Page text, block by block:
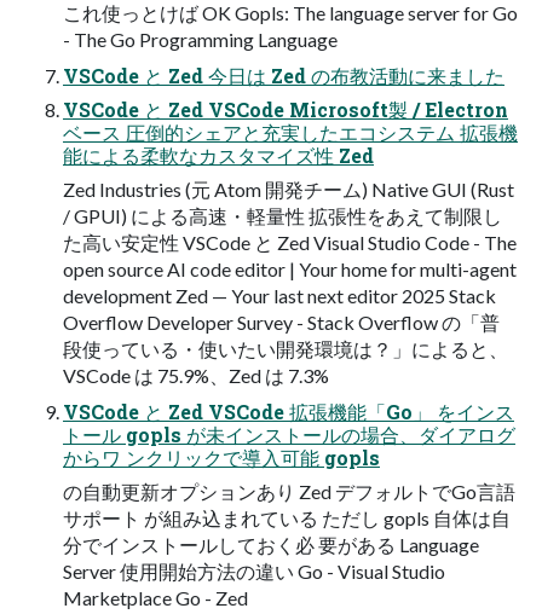
これ使っとけば OK Gopls: The language server for Go
- The Go Programming Language
VSCode と Zed 今日は Zed の布教活動に来ました
VSCode と Zed VSCode Microsoft製 / Electron
ベース 圧倒的シェアと充実したエコシステム 拡張機
能による柔軟なカスタマイズ性 Zed
Zed Industries (元 Atom 開発チーム) Native GUI (Rust
/ GPUI) による高速・軽量性 拡張性をあえて制限し
た高い安定性 VSCode と Zed Visual Studio Code - The
open source AI code editor | Your home for multi-agent
development Zed — Your last next editor 2025 Stack
Overflow Developer Survey - Stack Overflow の「普
段使っている・使いたい開発環境は？」によると、
VSCode は 75.9%、Zed は 7.3%
VSCode と Zed VSCode 拡張機能「Go」 をインス
トール gopls が未インストールの場合、ダイアログ
からワ ンクリックで導入可能 gopls
の自動更新オプションあり Zed デフォルトでGo言語
サポート が組み込まれている ただし gopls 自体は自
分でインストールしておく必 要がある Language
Server 使用開始方法の違い Go - Visual Studio
Marketplace Go - Zed